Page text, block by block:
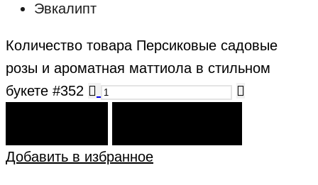
Эвкалипт
Количество товара Персиковые садовые
розы и ароматная маттиола в стильном
букете #352
Добавить в избранное